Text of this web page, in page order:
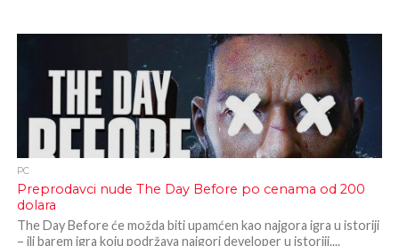
PC
Preprodavci nude The Day Before po cenama od 200
dolara
The Day Before će možda biti upamćen kao najgora igra u istoriji
– ili barem igra koju podržava najgori developer u istoriji....